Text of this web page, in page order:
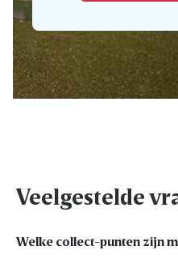
Veelgestelde
Welke collect-punten zijn